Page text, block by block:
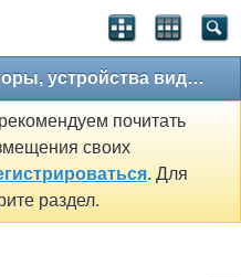
Камеры, видеорегистраторы, устройства видеозахвата и парктроники.
почитать
своих
. Для
раздел.